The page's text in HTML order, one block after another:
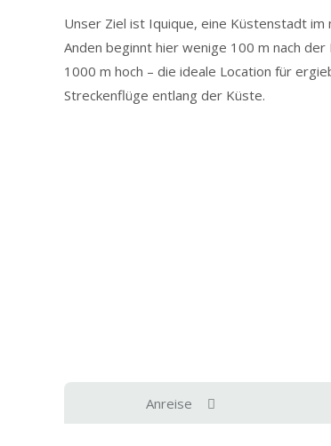
Unser Ziel ist Iquique, eine Küstenstadt im
Anden beginnt hier wenige 100 m nach
1000 m hoch – die ideale Location für
Streckenflüge entlang der Küste.
Anreise